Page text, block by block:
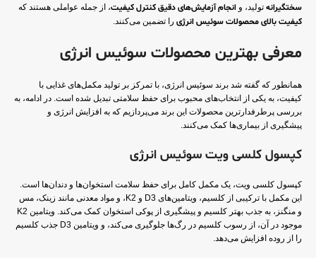
سختگیرانه تولید، و انجام آزمایش‌های دقیق کنترل کیفیت، از جمله عواملی هستند که
کیفیت بالای محصولات سوئیس انرژی را تضمین می‌کنند.
معرفی بهترین محصولات سوئیس انرژی
همانطور که گفته شد برند سوئیس انرژی، با تمرکز بر تولید مکمل‌های غذایی با
کیفیت، به یکی از انتخاب‌های محبوب برای حفظ سلامتی تبدیل شده است. در ادامه، به
بررسی پرطرفدارترین محصولات این برند می‌پردازیم که به افزایش انرژی و
پیشگیری از بیماری‌ها کمک می‌کنند.
کپسول کلسی ویت سوئیس انرژی
کپسول کلسی ویت، یک مکمل کامل برای حفظ سلامت استخوان‌ها و دندان‌ها است.
این مکمل با ترکیبی از کلسیم، ویتامین‌های D3 و K2، و مواد معدنی مانند زینک، مس
و منگنز، به جذب بهتر کلسیم و پیشگیری از پوکی استخوان کمک می‌کند. ویتامین K2
موجود در آن، از رسوب کلسیم در رگ‌ها جلوگیری می‌کند، و ویتامین D3 جذب کلسیم
را از روده افزایش می‌دهد.